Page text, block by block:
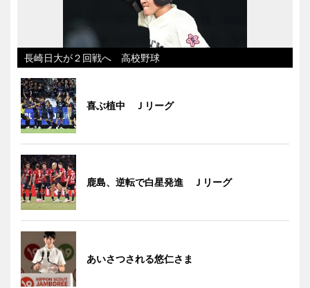
長崎日大が２回戦へ 高校野球
喜ぶ植中 Ｊリーグ
鹿島、逆転で白星発進 Ｊリーグ
あいさつされる悠仁さま